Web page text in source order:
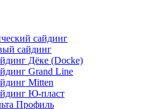
сайдинг
сайдинг
Дёке (Docke)
Grand Line
Mitten
Ю-пласт
Профиль